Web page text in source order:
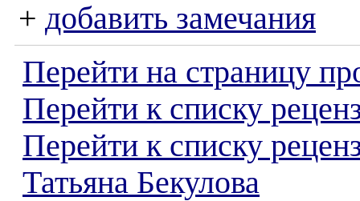
+ добавить замечания
Перейти на страницу
Перейти к списку
Перейти к списку
Татьяна Бекулова